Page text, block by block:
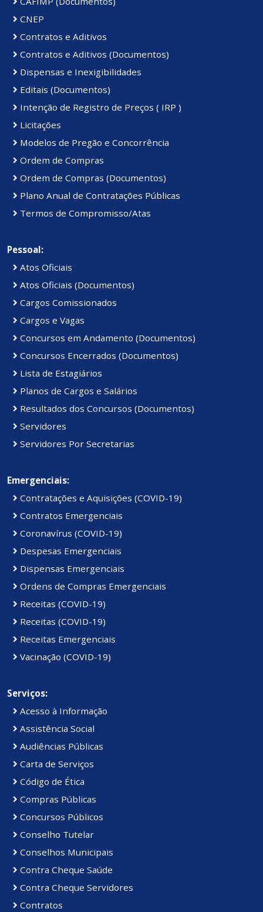
CNEP
Contratos e Aditivos
Contratos e Aditivos (Documentos)
Dispensas e Inexigibilidades
Editais (Documentos)
Intenção de Registro de Preços ( IRP )
Licitações
Modelos de Pregão e Concorrência
Ordem de Compras
Ordem de Compras (Documentos)
Plano Anual de Contratações Públicas
Termos de Compromisso/Atas
Pessoal:
Atos Oficiais
Atos Oficiais (Documentos)
Cargos Comissionados
Cargos e Vagas
Concursos em Andamento (Documentos)
Concursos Encerrados (Documentos)
Lista de Estagiários
Planos de Cargos e Salários
Resultados dos Concursos (Documentos)
Servidores
Servidores Por Secretarias
Emergenciais:
Contratações e Aquisições (COVID-19)
Contratos Emergenciais
Coronavírus (COVID-19)
Despesas Emergenciais
Dispensas Emergenciais
Ordens de Compras Emergenciais
Receitas (COVID-19)
Receitas (COVID-19)
Receitas Emergenciais
Vacinação (COVID-19)
Serviços:
Acesso à Informação
Assistência Social
Audiências Públicas
Carta de Serviços
Código de Ética
Compras Públicas
Concursos Públicos
Conselho Tutelar
Conselhos Municipais
Contra Cheque Saúde
Contra Cheque Servidores
Contratos